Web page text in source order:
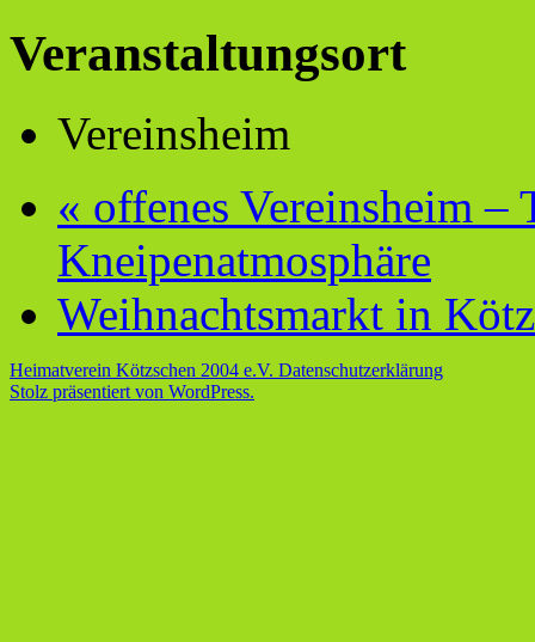
Veranstaltungsort
Vereinsheim
« offenes Vereinsheim
Kneipenatmosphäre
Weihnachtsmarkt in
Heimatverein Kötzschen 2004 e.V. Datenschutzerklärung
Stolz präsentiert von WordPress.